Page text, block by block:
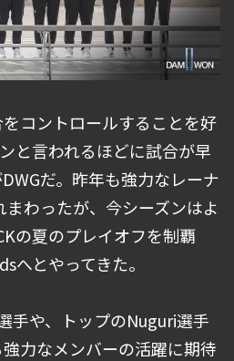
コントロールすることを好
と言われるほどに試合が早
だ。昨年も強力なレーナ
わったが、今シーズンはよ
の夏のプレイオフを制覇
へとやってきた。
手や、トップのNuguri選手
力なメンバーの活躍に期待